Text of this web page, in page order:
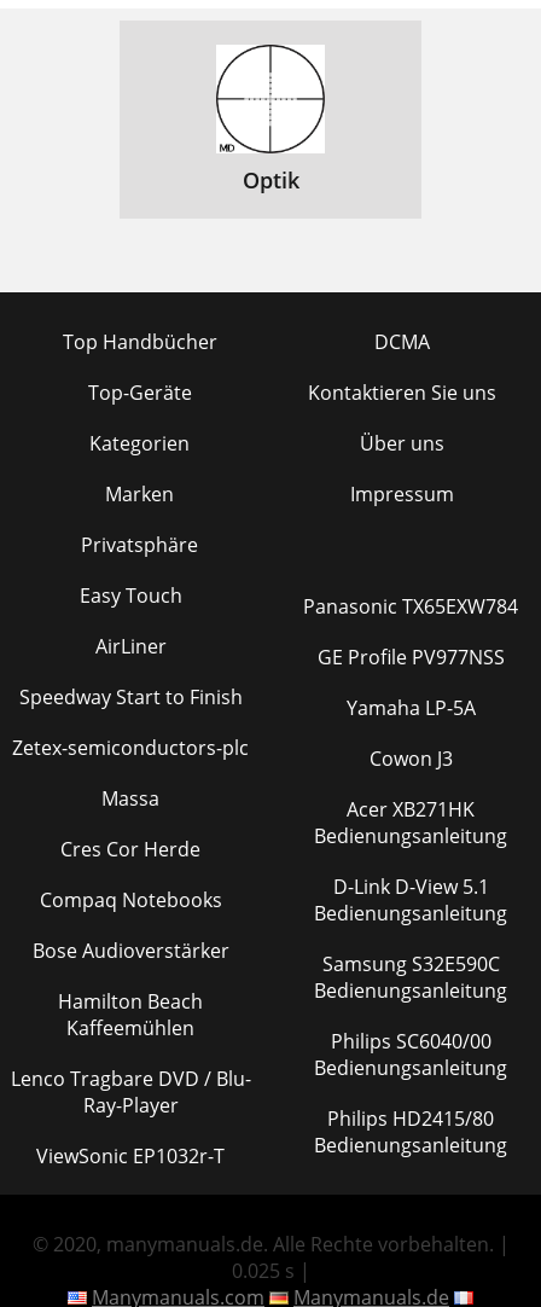
Optik
Top Handbücher
Top-Geräte
Kategorien
Marken
Privatsphäre
DCMA
Kontaktieren Sie uns
Über uns
Impressum
Easy Touch
AirLiner
Speedway Start to Finish
Zetex-semiconductors-plc
Massa
Cres Cor Herde
Compaq Notebooks
Bose Audioverstärker
Hamilton Beach
Kaffeemühlen
Lenco Tragbare DVD / Blu-
Ray-Player
ViewSonic EP1032r-T
Panasonic TX65EXW784
GE Profile PV977NSS
Yamaha LP-5A
Cowon J3
Acer XB271HK
Bedienungsanleitung
D-Link D-View 5.1
Bedienungsanleitung
Samsung S32E590C
Bedienungsanleitung
Philips SC6040/00
Bedienungsanleitung
Philips HD2415/80
Bedienungsanleitung
© 2020, manymanuals.de. Alle Rechte vorbehalten. |
0.025 s |
Manymanuals.com
Manymanuals.de